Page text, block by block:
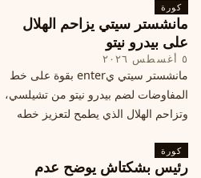
إغلاق سوق الانتقالات
كورة
مانشستر سيتي يزاحم الهلال
على بيدرو نيتو
٥ أغسطس ٢٠٢٦
مانشستر سيتي يenter بقوة على خط
المفاوضات لضم بيدرو نيتو من تشيلسي،
وتزاحم الهلال الذي يطمح لتعزيز خطه
كورة
رئيس بشكتاش يوضح عدم